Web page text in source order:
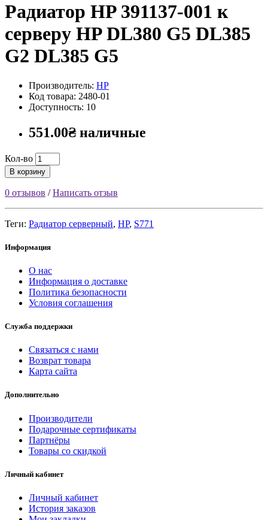
Радиатор HP 391137-001 к
серверу HP DL380 G5 DL385
G2 DL385 G5
Производитель: HP
Код товара: 2480-01
Доступность: 10
551.00₴ наличные
Кол-во
В корзину
0 отзывов /Написать отзыв
Теги: Радиатор серверный, HP, S771
Информация
О нас
Информация о доставке
Политика безопасности
Условия соглашения
Служба поддержки
Связаться с нами
Возврат товара
Карта сайта
Дополнительно
Производители
Подарочные сертификаты
Партнёры
Товары со скидкой
Личный кабинет
Личный кабинет
История заказов